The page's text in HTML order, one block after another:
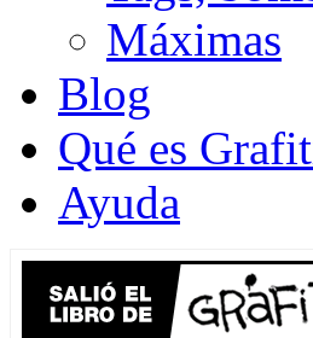
Máximas
Blog
Qué es
Ayuda